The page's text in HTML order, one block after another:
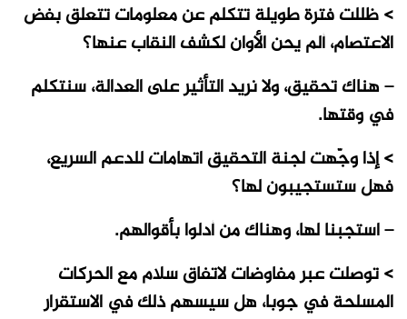
> ظللت فترة طويلة تتكلم عن معلومات تتعلق بفض
الاعتصام، ألم يحن الأوان لكشف النقاب عنها؟
– هناك تحقيق، ولا نريد التأثير على العدالة، سنتكلم
في وقتها.
> إذا وجّهت لجنة التحقيق اتهامات للدعم السريع،
فهل ستستجيبون لها؟
– استجبنا لها، وهناك من أدلوا بأقوالهم.
> توصلت عبر مفاوضات لاتفاق سلام مع الحركات
المسلحة في جوبا، هل سيسهم ذلك في الاستقرار